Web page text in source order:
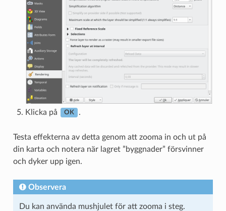
Klicka på OK .
Testa effekterna av detta genom att zooma in och ut på
din karta och notera när lagret ”byggnader” försvinner
och dyker upp igen.
Observera
Du kan använda mushjulet för att zooma i steg.